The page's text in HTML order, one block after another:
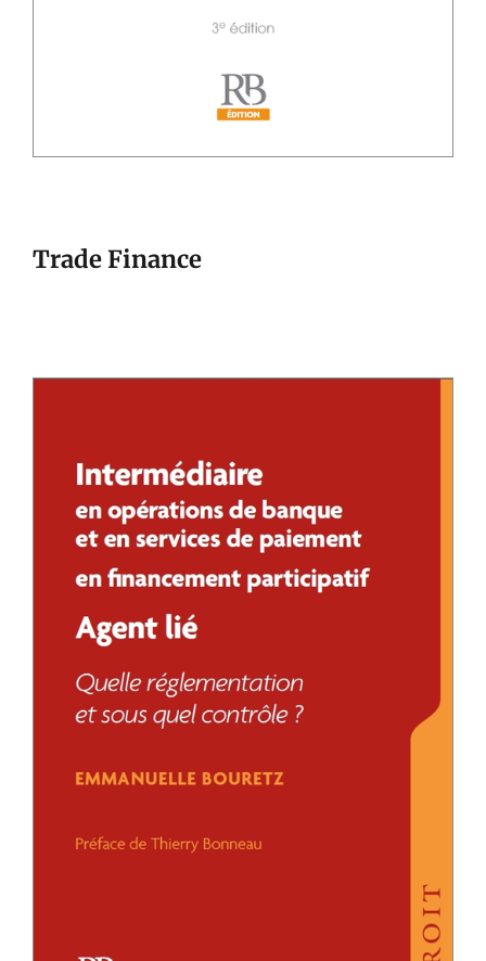
Trade Finance